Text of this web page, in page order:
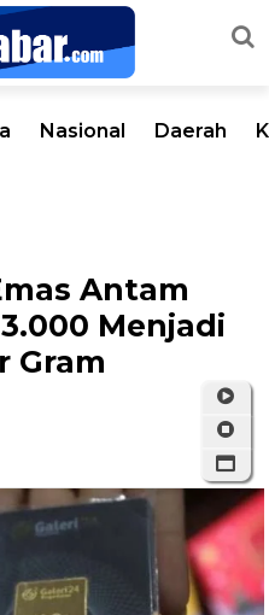
Nasional Daerah
Antam
Menjadi
Gram